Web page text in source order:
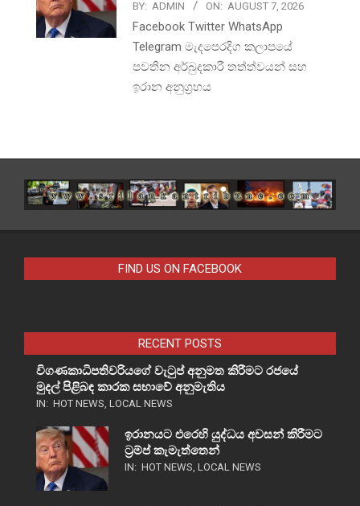
BY: ADMIN ON: AUGUST 7, 2026
Facebook Twitter WhatsApp
Telegram මැදපෙරදිග කලාපයේ
පවතින අර්බුදකාරී තත්ත්වයන් සහ
ඉරාන අනුග්‍රහය
FIND US ON FACEBOOK
RECENT POSTS
විගණකාධිපතිවරියගේ වැටුප් අනුමත කිරීමට රජයේ
මුදල් පිළිබඳ කාරක සභාවේ අනුමැතිය
IN: HOT NEWS LOCAL NEWS
ඉරානයට එරෙහි යුද්ධය අවසන් කිරීමට
ට්‍රම්ප් කැමැත්තෙන්
IN: HOT NEWS LOCAL NEWS